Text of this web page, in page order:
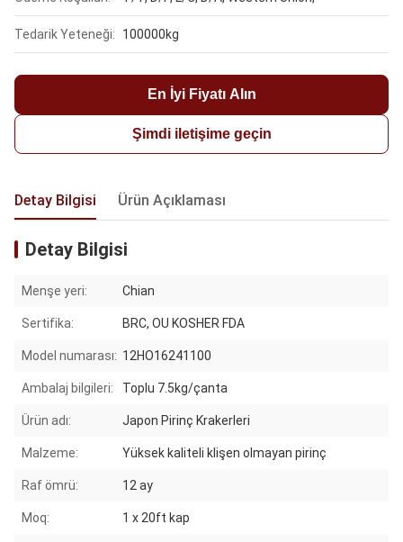
Tedarik Yeteneği: 100000kg
En İyi Fiyatı Alın
Şimdi iletişime geçin
Detay Bilgisi Ürün Açıklaması
Detay Bilgisi
Menşe yeri: Chian
Sertifika: BRC, OU KOSHER FDA
Model numarası: 12HO16241100
Ambalaj bilgileri: Toplu 7.5kg/çanta
Ürün adı: Japon Pirinç Krakerleri
Malzeme: Yüksek kaliteli klişen olmayan pirinç
Raf ömrü: 12 ay
Moq: 1 x 20ft kap